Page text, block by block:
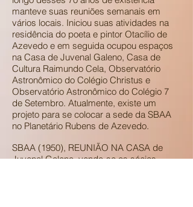
manteve suas reuniões semanais em
vários locais. Iniciou suas atividades na
residência do poeta e pintor Otacílio de
Azevedo e em seguida ocupou espaços
na Casa de Juvenal Galeno, Casa de
Cultura Raimundo Cela, Observatório
Astronômico do Colégio Christus e
Observatório Astronômico do Colégio 7
de Setembro. Atualmente, existe um
projeto para se colocar a sede da SBAA
no Planetário Rubens de Azevedo.
SBAA (1950), REUNIÃO NA CASA de
Juvenal Galeno, vendo-se os sócios